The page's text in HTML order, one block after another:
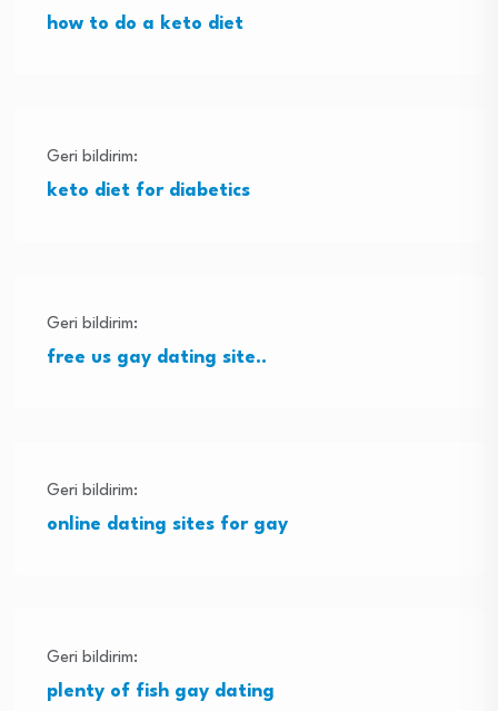
how to do a keto diet
Geri bildirim:
keto diet for diabetics
Geri bildirim:
free us gay dating site..
Geri bildirim:
online dating sites for gay
Geri bildirim:
plenty of fish gay dating